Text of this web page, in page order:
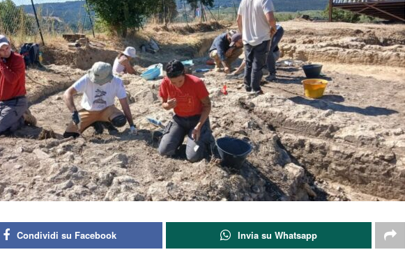
Condividi su Facebook Invia su Whatsapp